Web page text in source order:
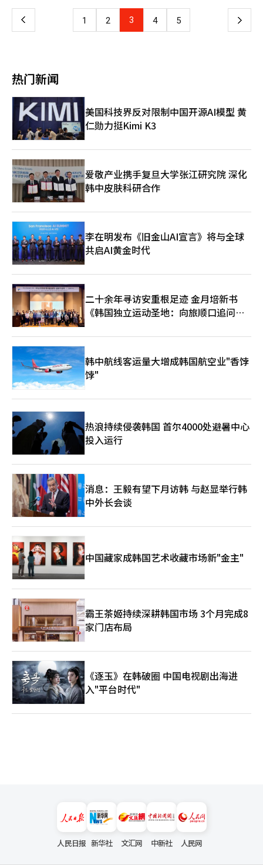
叠手机市场可能会形成三星、华为和苹果三强竞争的格局。在这一
过程中，谁能主导折叠手机作为智能手机未来的叙事也成为关键变
量。今年下半年市场预计将再次活跃，但这种趋势是暂时的关注还
球智能眼镜出货量的82%。苹果则在考虑至少四种设计，以兼顾大
众性和风格。三星也在努力提升其作为时尚单品的价值，设计轻便
型“Magic V6”价格比之前高端型号上涨1000元人民币。OPPO的
A系列线上售价上涨最多500元，vivo也从上月起提高了部分型号
11%和8%。相反，三星和苹果保持稳定增长。市场研究公司
Omdia指出，三星和苹果的合计市场份额达到42%，比去年同期
的39%增加3个百分点。三星以22%的份额重夺第一，超过苹果的
20%。小米继续保持第三，但份额从14%降至11%。尽管芯片价
格上涨，消费者对高端智能手机的需求依然强劲。三星今年初推出
的Galaxy S26系列全球预订量比前作增长10%以上。苹果去年发
布的iPhone 17系列也持续热销。消费者更倾向于选择性能和品牌
价值更高的高端手机。随着芯片价格上涨，智能手机市场的两极分
化预计将加剧。拥有资本和技术优势的三星和苹果将通过提升AI功
能和显示技术继续主导高端市场，而中国厂商则面临盈利和市场份
额的双重压力。一位业内人士表示，部件价格上涨对所有制造商都
是挑战，但对高利润率的三星和苹果来说，反而是甩开竞争对手的
机会。两家公司计划在下半年推出新款折叠手机，预计双雄竞争格
上 1 2 3 4 5 下
热门新闻
美国科技界反对限制中国开源AI模型 黄
仁勋力挺Kimi K3
爱敬产业携手复旦大学张江研究院 深化
韩中皮肤科研合作
李在明发布《旧金山AI宣言》将与全球
共启AI黄金时代
二十余年寻访安重根足迹 金月培新书
《韩国独立运动圣地：向旅顺口追问历
韩中航线客运量大增成韩国航空业"香饽
饽"
热浪持续侵袭韩国 首尔4000处避暑中心
投入运行
消息：王毅有望下月访韩 与赵显举行韩
中外长会谈
中国藏家成韩国艺术收藏市场新"金主"
霸王茶姬持续深耕韩国市场 3个月完成8
家门店布局
《逐玉》在韩破圈 中国电视剧出海进
入"平台时代"
人民日报 新华社 文汇网 中新社 人民网